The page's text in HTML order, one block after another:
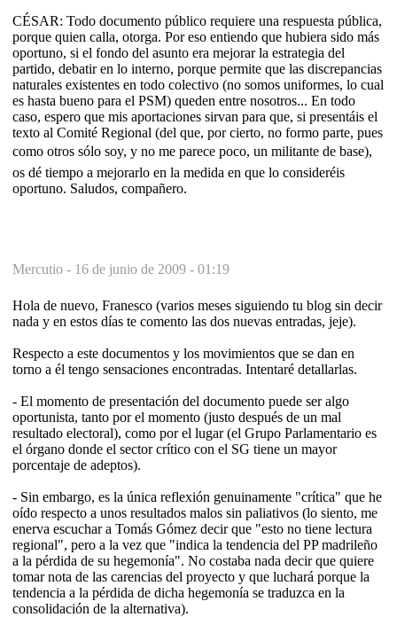
CÉSAR: Todo documento público requiere una respuesta pública,
porque quien calla, otorga. Por eso entiendo que hubiera sido más
oportuno, si el fondo del asunto era mejorar la estrategia del
partido, debatir en lo interno, porque permite que las discrepancias
naturales existentes en todo colectivo (no somos uniformes, lo cual
es hasta bueno para el PSM) queden entre nosotros... En todo
caso, espero que mis aportaciones sirvan para que, si presentáis el
texto al Comité Regional (del que, por cierto, no formo parte, pues
como otros sólo soy, y no me parece poco, un militante de base),
os dé tiempo a mejorarlo en la medida en que lo consideréis
oportuno. Saludos, compañero.
Mercutio - 16 de junio de 2009 - 01:19
Hola de nuevo, Franesco (varios meses siguiendo tu blog sin decir
nada y en estos días te comento las dos nuevas entradas, jeje).
Respecto a este documentos y los movimientos que se dan en
torno a él tengo sensaciones encontradas. Intentaré detallarlas.
- El momento de presentación del documento puede ser algo
oportunista, tanto por el momento (justo después de un mal
resultado electoral), como por el lugar (el Grupo Parlamentario es
el órgano donde el sector crítico con el SG tiene un mayor
porcentaje de adeptos).
- Sin embargo, es la única reflexión genuinamente "crítica" que he
oído respecto a unos resultados malos sin paliativos (lo siento, me
enerva escuchar a Tomás Gómez decir que "esto no tiene lectura
regional", pero a la vez que "indica la tendencia del PP madrileño
a la pérdida de su hegemonía". No costaba nada decir que quiere
tomar nota de las carencias del proyecto y que luchará porque la
tendencia a la pérdida de dicha hegemonía se traduzca en la
consolidación de la alternativa).